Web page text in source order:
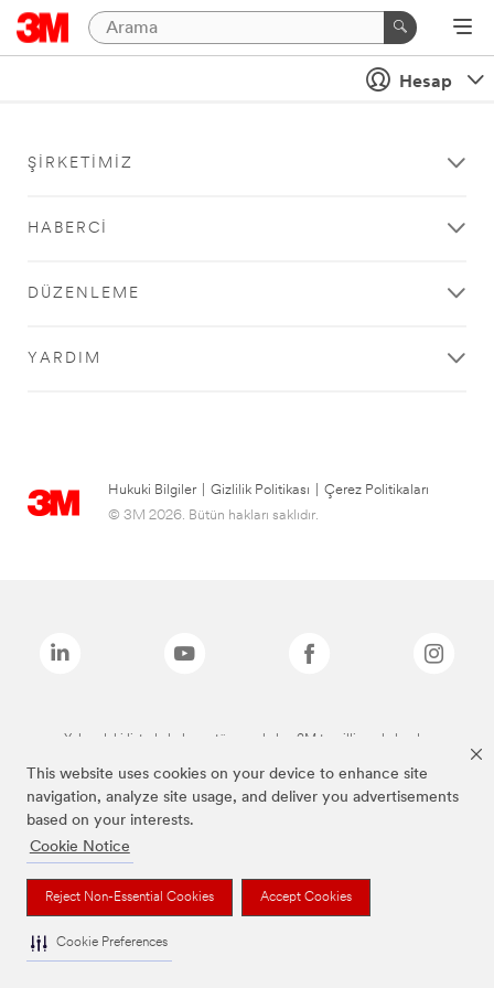
This website uses cookies on your device to enhance site
navigation, analyze site usage, and deliver you advertisements
based on your interests.
Cookie Notice
Reject Non-Essential Cookies Accept Cookies
Cookie Preferences
Hesap
ŞIRKETIMIZ
HABERCI
DÜZENLEME
YARDIM
Hukuki Bilgiler Gizlilik Politikası
Çerez Politikaları
© 3M 2026. Bütün hakları saklıdır.
Yukarıdaki listede bulunan tüm markalar, 3M tescilli markalarıdır.